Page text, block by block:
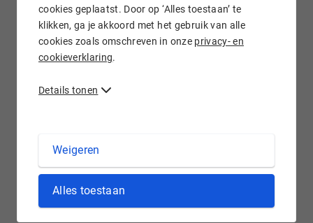
cookies geplaatst. Door op ‘Alles toestaan’ te
klikken, ga je akkoord met het gebruik van alle
cookies zoals omschreven in onze privacy- en
cookieverklaring.
Details tonen
Weigeren
Alles toestaan
Wij staan voor je klaar!
.DENTAL domein registreren bij Hostnet
'Dental' is een Engels voorvoegsel dat in het Nederlands
'tand-' betekent. De .dental extensie kan dus worden ingezet
voor alle organisaties en ondernemers die zich bezighouden